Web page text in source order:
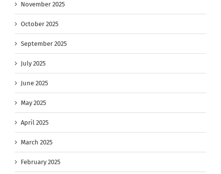
November 2025
October 2025
September 2025
July 2025
June 2025
May 2025
April 2025
March 2025
February 2025